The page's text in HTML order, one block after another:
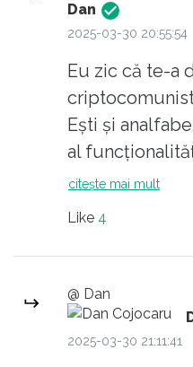
Dan
2025-03-30 20:55:54
Eu zic că te-a
Ești și
al
democratică,
că
împotriva
citește mai mult
Like 4
@ Dan
2025-03-30 21:11:41